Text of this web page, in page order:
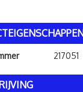
217051